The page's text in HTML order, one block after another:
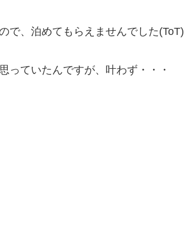
で、泊めてもらえませんでした(ToT)
っていたんですが、叶わず・・・